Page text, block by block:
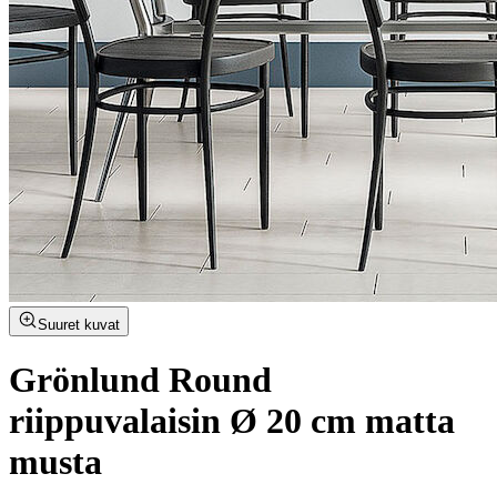
Suuret kuvat
Grönlund Round
riippuvalaisin Ø 20 cm matta
musta